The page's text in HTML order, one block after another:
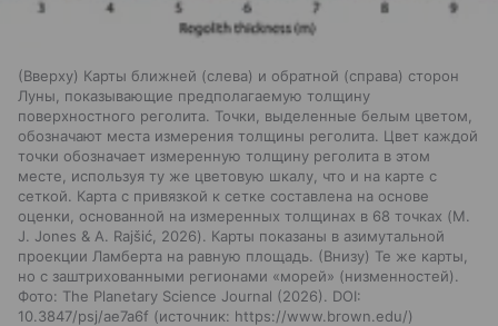
(Вверху) Карты ближней (слева) и обратной (справа) сторон
Луны, показывающие предполагаемую толщину
поверхностного реголита. Точки, выделенные белым цветом,
обозначают места измерения толщины реголита. Цвет каждой
точки обозначает измеренную толщину реголита в этом
месте, используя ту же цветовую шкалу, что и на карте с
сеткой. Карта с привязкой к сетке составлена на основе
оценки, основанной на измеренных толщинах в 68 точках (M.
J. Jones & A. Rajšić, 2026). Карты показаны в азимутальной
проекции Ламберта на равную площадь. (Внизу) Те же карты,
но с заштрихованными регионами «морей» (низменностей).
Фото: The Planetary Science Journal (2026). DOI:
10.3847/psj/ae7a6f
источник: https://www.brown.edu/